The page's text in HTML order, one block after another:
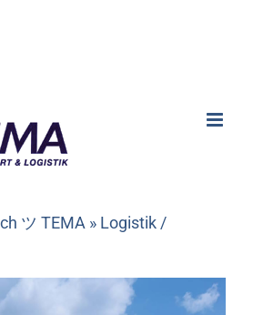
ツ TEMA » Logistik /